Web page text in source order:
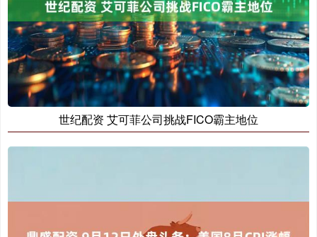
世纪配资 艾可菲公司挑战FICO霸主地位